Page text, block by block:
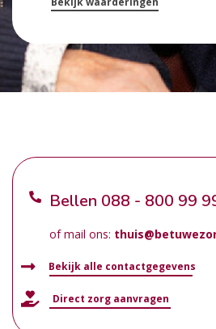
Bellen 088 - 800 99
of mail ons:
Bekijk alle contactgegevens
Direct zorg aanvragen